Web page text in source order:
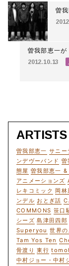
曽
た
曽我部恵一
参加していま
2012.10.13
ARTISTS
曽我部恵一 サニー
ンデヴーバンド 曽
態屋 曽我部恵一
アニメーションズ
レキコミック 岡
ンデル おとぎ話
COMMONS 笹口
シーズ 島津田四郎
Superyou 世界
Tam Yos Ten
骨渡り 東行
中村ジョー・中村